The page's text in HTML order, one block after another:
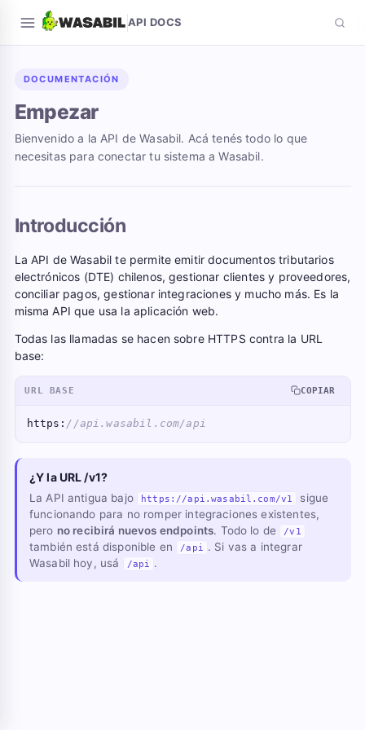
API DOCS
DOCUMENTACIÓN
Empezar
Bienvenido a la API de Wasabil. Acá tenés todo lo que
necesitas para conectar tu sistema a Wasabil.
Introducción
La API de Wasabil te permite emitir documentos tributarios
electrónicos (DTE) chilenos, gestionar clientes y proveedores,
conciliar pagos, gestionar integraciones y mucho más. Es la
misma API que usa la aplicación web.
Todas las llamadas se hacen sobre HTTPS contra la URL
base:
URL BASE COPIAR
https: //api.wasabil.com/api
¿Y la URL /v1?
La API antigua bajo https://api.wasabil.com/v1
sigue
funcionando para no romper integraciones existentes,
pero no recibirá nuevos endpoints. Todo lo de /v1
también está disponible en /api
. Si vas a integrar
Wasabil hoy, usá
/api .